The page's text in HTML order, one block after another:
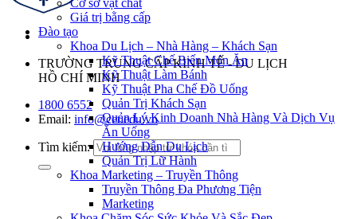
TRƯỜNG TRUNG CẤP KINH TẾ - DU LỊCH
HỒ CHÍ MINH
1800 6552
Email: info@cet.edu.vn
Tìm kiếm:
Cơ sở vật chất
Giá trị bằng cấp
Đào tạo
Khoa Du Lịch – Nhà Hàng – Khách Sạn
Kỹ Thuật Chế Biến Món Ăn
Kỹ Thuật Làm Bánh
Kỹ Thuật Pha Chế Đồ Uống
Quản Trị Khách Sạn
Quản Lý Kinh Doanh Nhà Hàng Và Dịch Vụ
Ăn Uống
Hướng Dẫn Du Lịch
Quản Trị Lữ Hành
Khoa Marketing – Truyền Thông
Truyền Thông Đa Phương Tiện
Marketing